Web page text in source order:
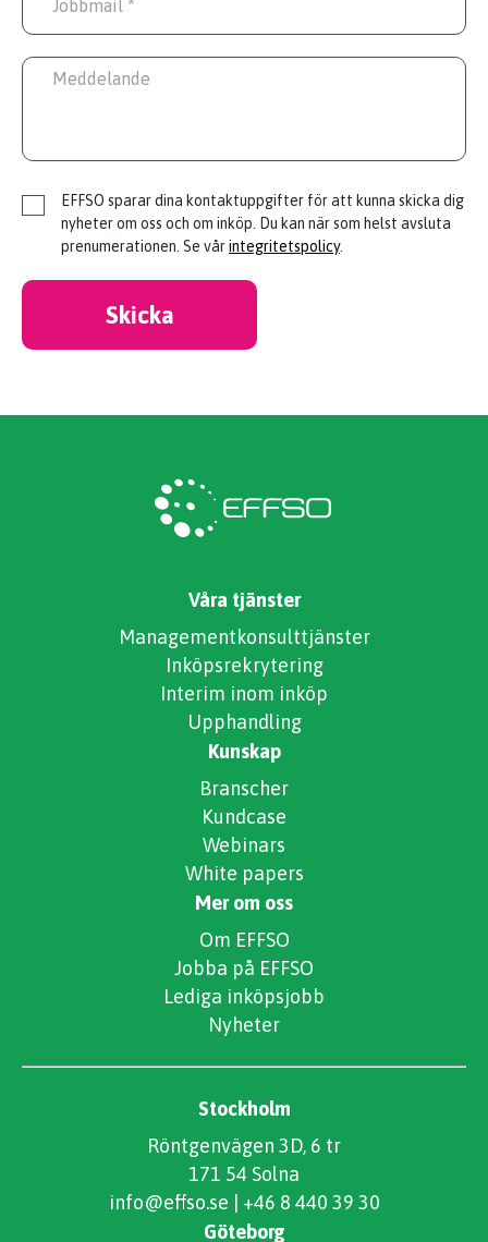
EFFSO sparar dina kontaktuppgifter för att kunna skicka dig
nyheter om oss och om inköp. Du kan när som helst avsluta
prenumerationen. Se vårintegritetspolicy.
Skicka
Våra tjänster
Managementkonsulttjänster
Inköpsrekrytering
Interim inom inköp
Upphandling
Kunskap
Branscher
Kundcase
Webinars
White papers
Mer om oss
Om EFFSO
Jobba på EFFSO
Lediga inköpsjobb
Nyheter
Stockholm
Röntgenvägen 3D, 6 tr
171 54 Solna
info@effso.se
+46 8 440 39 30
Göteborg